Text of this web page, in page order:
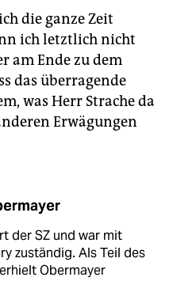
die ganze Zeit
ich letztlich nicht
am Ende zu dem
das überragende
was Herr Strache da
Erwägungen
der SZ und war mit
zuständig. Als Teil des
Obermayer